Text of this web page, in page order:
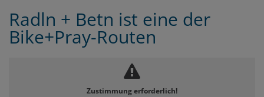
Radln + Betn ist eine der
Bike+Pray-Routen
Zustimmung erforderlich!